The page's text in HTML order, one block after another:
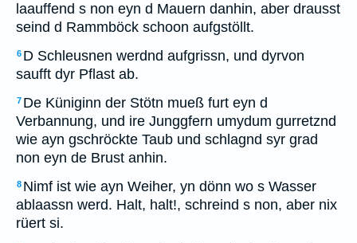
laauffend s non eyn d Mauern danhin, aber drausst
seind d Rammböck schoon aufgstöllt.
6 D Schleusnen werdnd aufgrissn, und dyrvon
saufft dyr Pflast ab.
7 De Küniginn der Stötn mueß furt eyn d
Verbannung, und ire Junggfern umydum gurretznd
wie ayn gschröckte Taub und schlagnd syr grad
non eyn de Brust anhin.
8 Nimf ist wie ayn Weiher, yn dönn wo s Wasser
ablaassn werd. Halt, halt!, schreind s non, aber nix
rüert si.